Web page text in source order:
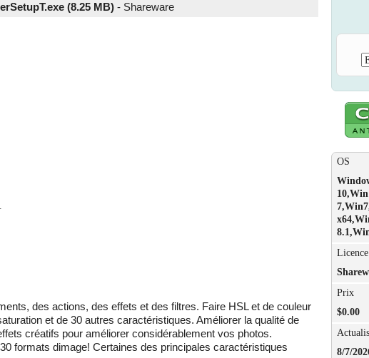
(8.25 MB) - Shareware
des actions, des effets et des filtres. Faire HSL et de couleur
et de 30 autres caractéristiques. Améliorer la qualité de
créatifs pour améliorer considérablement vos photos.
formats dimage! Certaines des principales caractéristiques
OS
Licence
Prix
$0.00
8/7/